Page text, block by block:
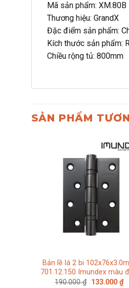
Mã sản phẩm: XM.80B
Thương hiệu: GrandX
Đặc điểm sản phẩm:
Kích thước sản phẩm:
Chiều rộng tủ: 800mm
SẢN PHẨM
Bản lề lá 2 bi
701.12.150 Imundex màu
190.000₫ Giá
133.000 ₫Giá